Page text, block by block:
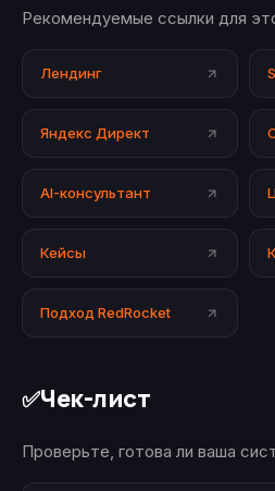
Рекомендуемые ссылки для
Лендинг
Яндекс Директ
AI-консультант
Кейсы
Подход RedRocket
✅Чек-лист
Проверьте, готова ли ваша